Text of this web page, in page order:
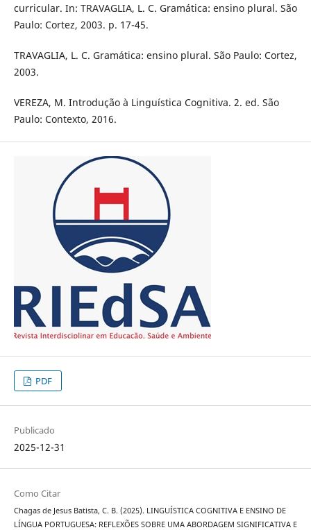
curricular. In: TRAVAGLIA, L. C. Gramática: ensino plural. São
Paulo: Cortez, 2003. p. 17-45.
TRAVAGLIA, L. C. Gramática: ensino plural. São Paulo: Cortez,
2003.
VEREZA, M. Introdução à Linguística Cognitiva. 2. ed. São
Paulo: Contexto, 2016.
PDF
Publicado
2025-12-31
Como Citar
Chagas de Jesus Batista, C. B. (2025). LINGUÍSTICA COGNITIVA E ENSINO DE
LÍNGUA PORTUGUESA: REFLEXÕES SOBRE UMA ABORDAGEM SIGNIFICATIVA E